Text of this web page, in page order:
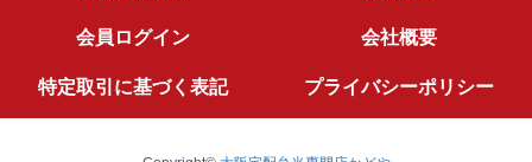
会員ログイン 会社概要
特定取引に基づく表記 プライバシーポリシー